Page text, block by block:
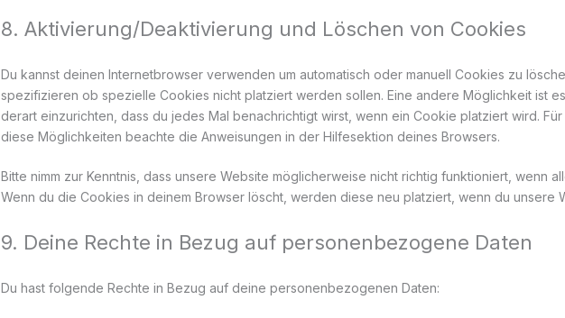
8. Aktivierung/Deaktivierung und Löschen von Cookies
Du kannst deinen Internetbrowser verwenden um automatisch oder manuell Cookies zu
spezifizieren ob spezielle Cookies nicht platziert werden sollen. Eine andere Möglichkeit ist
derart einzurichten, dass du jedes Mal benachrichtigt wirst, wenn ein Cookie platziert wird.
diese Möglichkeiten beachte die Anweisungen in der Hilfesektion deines Browsers.
Bitte nimm zur Kenntnis, dass unsere Website möglicherweise nicht richtig funktioniert, wenn
Wenn du die Cookies in deinem Browser löscht, werden diese neu platziert, wenn du unsere
9. Deine Rechte in Bezug auf personenbezogene Daten
Du hast folgende Rechte in Bezug auf deine personenbezogenen Daten: